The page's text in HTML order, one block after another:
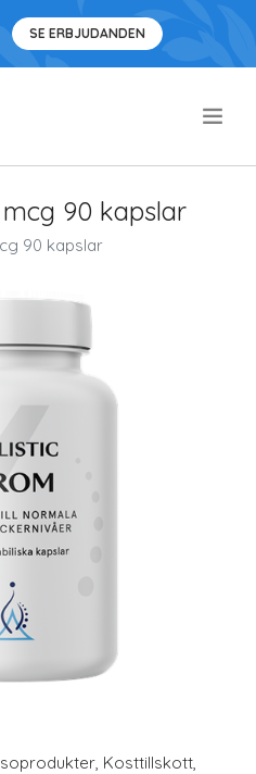
SE ERBJUDANDEN
90 kapslar
90 kapslar
, Kosttillskott,